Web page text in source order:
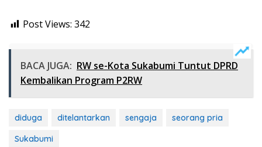
Post Views: 342
BACA JUGA: RW se-Kota Sukabumi Tuntut DPRD
Kembalikan Program P2RW
diduga ditelantarkan sengaja
seorang pria
Sukabumi